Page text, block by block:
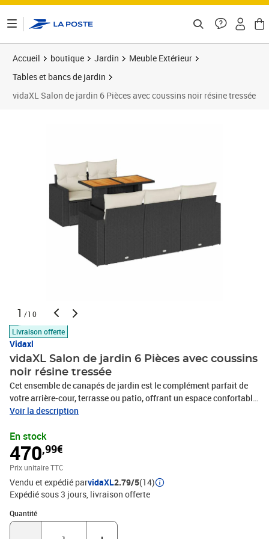
Accueil boutique Jardin
Meuble Extérieur
Tables et bancs de jardin
vidaXL Salon de jardin 6 Pièces avec coussins noir résine tressée
1 /10
Livraison offerte
Vidaxl
vidaXL Salon de jardin 6 Pièces avec coussins
noir résine tressée
Cet ensemble de canapés de jardin est le complément parfait de
votre arrière-cour, terrasse ou patio, offrant un espace confortable
et accueillant pour discuter avec la famille et les amis ou
la résine tressée, également connue sous le nom de poly rotin, est
un matériau synthétique solide et nécessitant peu d'entretien qui
ressemble au rotin naturel. Elle est légère, facile à nettoyer et
couramment utilisée pour les meubles d'extérieur en raison de sa
durabilité et de ses propriétés de résistance aux
intempéries.Fonction de rangement avec sac résistant à l'eau : le
mobilier de jardin dispose d'un espace de rangement sous l'assise,
complété par un sac résistant à l'eau pour ranger coussins, jouets
Voir la description
En stock
470,99€
Prix unitaire TTC
Vendu et expédié parvidaXL2.79/5(14)
Expédié sous 3 jours livraison offerte
Quantité
Quantité : 1